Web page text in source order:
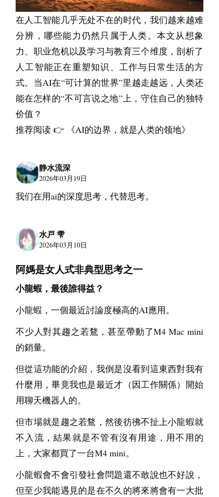
五、 可观测性体系：系统的眼睛
没有监控的架构是盲目的。企业级监控不再局限
于CPU利用率，而是覆盖“黄金指标”（延迟、流
量、错误、饱和度）。
1. 监控告警
Prometheus + Grafana： 业界事实标准。
Prometheus负责时序数据采集，支持强大的
PromQL查询；Grafana负责可视化大屏展
示。
机，MySQL Exporter监控数据库，Blackbox
Exporter监控服务探活。
2. 日志分析
(Elasticsearch, Logstash, Kibana)
的 Loki。
统一日志格式（JSON），实现日志的集中收
集、检索与分析，为故障排查提供“黑匣子”
数据。
3. 链路追踪
在微服务架构下，一个请求可能穿越数十个服
务。利用
踪，快速定位性能瓶颈。
六、 灾备与安全：最后的防线
1. 备份策略
遵循“3-2-1备份原则”：3份数据，2种介质，1
个异地。
结合脚本与对象存储，定期进行全量与增量
份等于无效备份）。
在人工智能几乎无处不在的时代，我们越来越难
分辨，哪些能力仍然只属于人类。本文从想象
力、职业危机以及学习与教育三个维度，剖析了
人工智能正在重塑知识、工作与日常生活的方
式。当AI在“可计算的世界”里越走越远，人类还
能在怎样的“不可言说之地”上，守住自己的独特
价值？
推荐阅读 👉
《AI的边界，就是人类的领地》
静水流深
2026年03月19日
我们在用ai的深度思考，代替思考。
水戸 雫
2026年03月10日
阿媽是女人式非典型思考之一
小龍蝦，最後誰得益？
小龍蝦，一個最近討論度極高的AI應用。
不少人對其趨之若鶩，甚至帶動了M4 Mac mini
的銷量。
但從這功能的介紹，我倒是沒看到這東西對我有
什麼用，畢竟我也是最近才（因工作關係）開始
用聊天機器人的。
但市場就是趨之若鶩，然後彷彿不扯上小龍蝦就
不入流，結果就是不管有沒有用途，用不用的
上，大家都買了一台M4 mini。
小龍蝦會不會引發社會問題還不敢說也不好說，
但至少我能遇見的是在不久的將來將會有一大批